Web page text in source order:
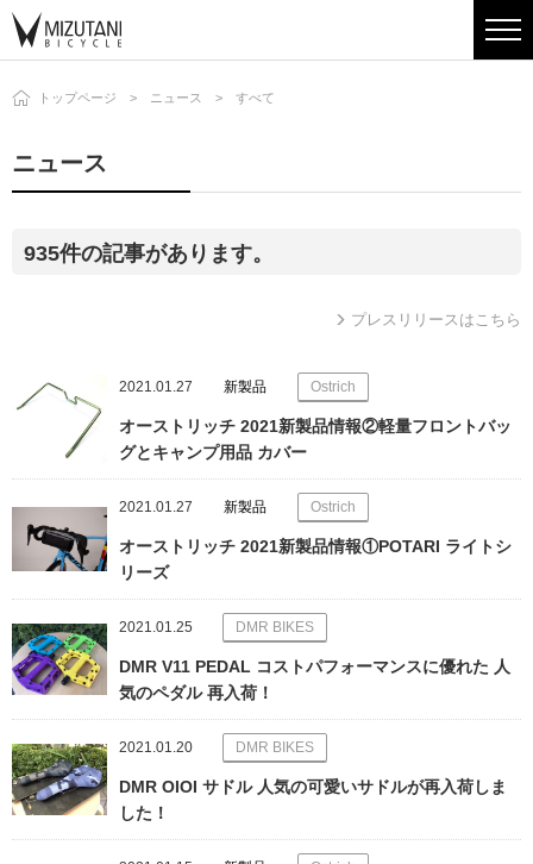
トップページ ニュース すべて
ニュース
935件の記事があります。
プレスリリースはこちら
2021.01.27 新製品 Ostrich
オーストリッチ 2021新製品情報②軽量フロントバッ
グとキャンプ用品 カバー
2021.01.27 新製品 Ostrich
オーストリッチ 2021新製品情報①POTARI ライトシ
リーズ
2021.01.25 DMR BIKES
DMR V11 PEDAL コストパフォーマンスに優れた 人
気のペダル 再入荷！
2021.01.20 DMR BIKES
DMR OIOI サドル 人気の可愛いサドルが再入荷しま
した！